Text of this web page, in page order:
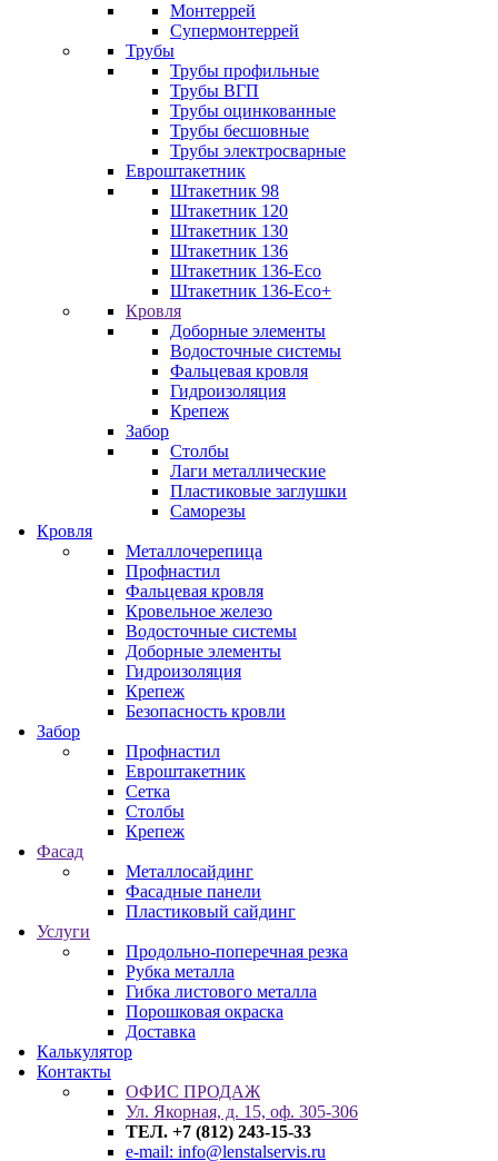
Монтеррей
Супермонтеррей
Трубы
Трубы профильные
Трубы ВГП
Трубы оцинкованные
Трубы бесшовные
Трубы электросварные
Евроштакетник
Штакетник 98
Штакетник 120
Штакетник 130
Штакетник 136
Штакетник 136-Eco
Штакетник 136-Eco+
Кровля
Доборные элементы
Водосточные системы
Фальцевая кровля
Гидроизоляция
Крепеж
Забор
Столбы
Лаги металлические
Пластиковые заглушки
Саморезы
Кровля
Металлочерепица
Профнастил
Фальцевая кровля
Кровельное железо
Водосточные системы
Доборные элементы
Гидроизоляция
Крепеж
Безопасность кровли
Забор
Профнастил
Евроштакетник
Сетка
Столбы
Крепеж
Фасад
Металлосайдинг
Фасадные панели
Пластиковый сайдинг
Услуги
Продольно-поперечная резка
Рубка металла
Гибка листового металла
Порошковая окраска
Доставка
Калькулятор
Контакты
ОФИС ПРОДАЖ
Ул. Якорная, д. 15, оф. 305-306
ТЕЛ. +7 (812) 243-15-33
e-mail: info@lenstalservis.ru